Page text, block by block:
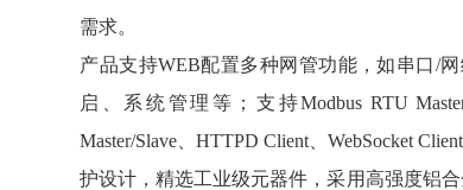
需求。
产品支持WEB配置多种网管功能，如串口/
启、系统管理等；支持Modbus RTU
Master/Slave、HTTPD Client、WebSocket
护设计，精选工业级元器件，采用高强度铝